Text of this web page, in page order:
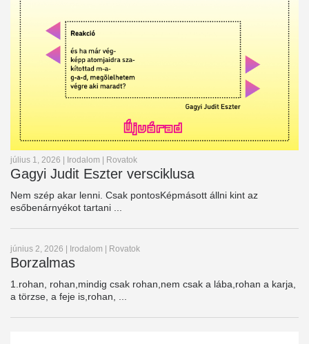
július 1, 2026 | Irodalom | Rovatok
Gagyi Judit Eszter versciklusa
Nem szép akar lenni. Csak pontosKépmásott állni kint az
esőbenárnyékot tartani ...
június 2, 2026 | Irodalom | Rovatok
Borzalmas
1.rohan, rohan,mindig csak rohan,nem csak a lába,rohan a karja,
a törzse, a feje is,rohan, ...